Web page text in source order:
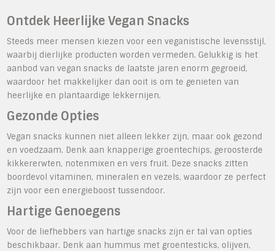
Ontdek Heerlijke Vegan Snacks
Steeds meer mensen kiezen voor een veganistische levensstijl,
waarbij dierlijke producten worden vermeden. Gelukkig is het
aanbod van vegan snacks de laatste jaren enorm gegroeid,
waardoor het makkelijker dan ooit is om te genieten van
heerlijke en plantaardige lekkernijen.
Gezonde Opties
Vegan snacks kunnen niet alleen lekker zijn, maar ook gezond
en voedzaam. Denk aan knapperige groentechips, geroosterde
kikkererwten, notenmixen en vers fruit. Deze snacks zitten
boordevol vitaminen, mineralen en vezels, waardoor ze perfect
zijn voor een energieboost tussendoor.
Hartige Genoegens
Voor de liefhebbers van hartige snacks zijn er tal van opties
beschikbaar. Denk aan hummus met groentesticks, olijven,